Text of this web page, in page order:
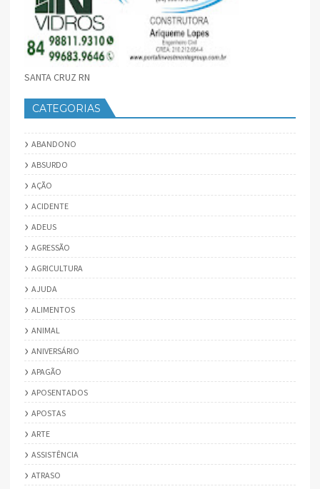
SANTA CRUZ RN
CATEGORIAS
ABANDONO
ABSURDO
AÇÃO
ACIDENTE
ADEUS
AGRESSÃO
AGRICULTURA
AJUDA
ALIMENTOS
ANIMAL
ANIVERSÁRIO
APAGÃO
APOSENTADOS
APOSTAS
ARTE
ASSISTÊNCIA
ATRASO